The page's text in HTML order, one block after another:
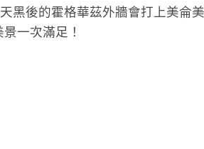
黑後的霍格華茲外牆會打上美侖
一次滿足！